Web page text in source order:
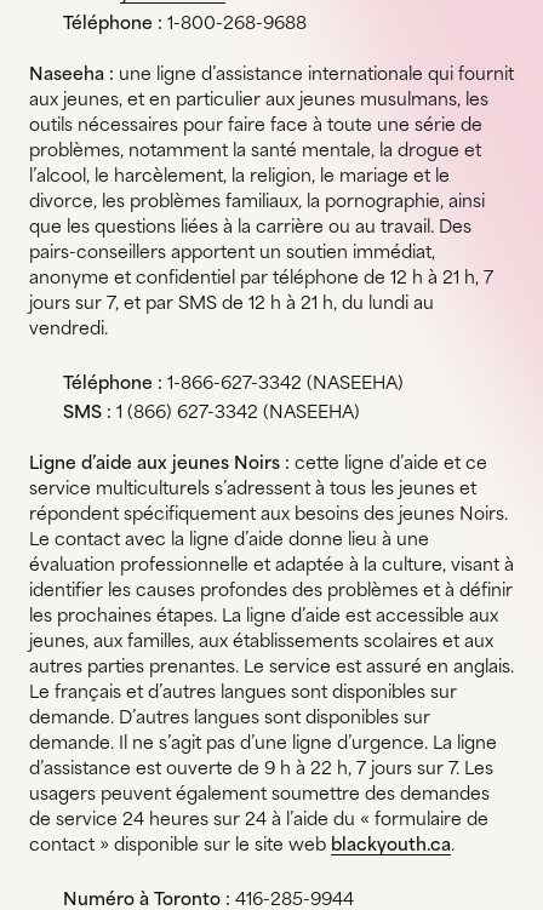
Téléphone : 1-800-268-9688
Naseeha : une ligne d’assistance internationale qui fournit
aux jeunes, et en particulier aux jeunes musulmans, les
outils nécessaires pour faire face à toute une série de
problèmes, notamment la santé mentale, la drogue et
l’alcool, le harcèlement, la religion, le mariage et le
divorce, les problèmes familiaux, la pornographie, ainsi
que les questions liées à la carrière ou au travail. Des
pairs-conseillers apportent un soutien immédiat,
anonyme et confidentiel par téléphone de 12 h à 21 h, 7
jours sur 7, et par SMS de 12 h à 21 h, du lundi au
vendredi.
Téléphone : 1-866-627-3342 (NASEEHA)
SMS : 1 (866) 627-3342 (NASEEHA)
Ligne d’aide aux jeunes Noirs : cette ligne d’aide et ce
service multiculturels s’adressent à tous les jeunes et
répondent spécifiquement aux besoins des jeunes Noirs.
Le contact avec la ligne d’aide donne lieu à une
évaluation professionnelle et adaptée à la culture, visant à
identifier les causes profondes des problèmes et à définir
les prochaines étapes. La ligne d’aide est accessible aux
jeunes, aux familles, aux établissements scolaires et aux
autres parties prenantes. Le service est assuré en anglais.
Le français et d’autres langues sont disponibles sur
demande. D’autres langues sont disponibles sur
demande. Il ne s’agit pas d’une ligne d’urgence. La ligne
d’assistance est ouverte de 9 h à 22 h, 7 jours sur 7. Les
usagers peuvent également soumettre des demandes
de service 24 heures sur 24 à l’aide du « formulaire de
contact » disponible sur le site web blackyouth.ca.
Numéro à Toronto : 416-285-9944